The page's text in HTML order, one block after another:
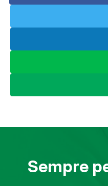
Sempre